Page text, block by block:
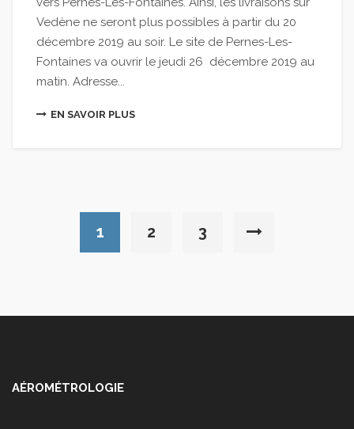
Vedène ne seront plus possibles à partir du 20
décembre 2019 au soir. Le site de Pernes-Les-
Fontaines va ouvrir le jeudi 26 décembre 2019 au
matin. Adresse...
EN SAVOIR PLUS
1 2 3
AÉROMÉTROLOGIE